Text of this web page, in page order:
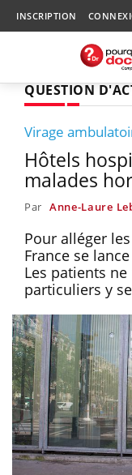
INSCRIPTION
QUESTION
Virage
Hôtels
malades
Par Anne-Laure
Pour alléger
France se
Les patients
particuliers y